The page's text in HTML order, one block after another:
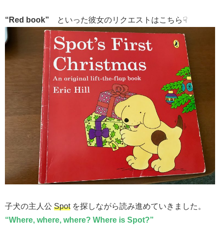
“Red book” といった彼女のリクエストはこちら☟
子犬の主人公 Spotを探しながら読み進めていきました。
“Where, where, where? Where is Spot?”